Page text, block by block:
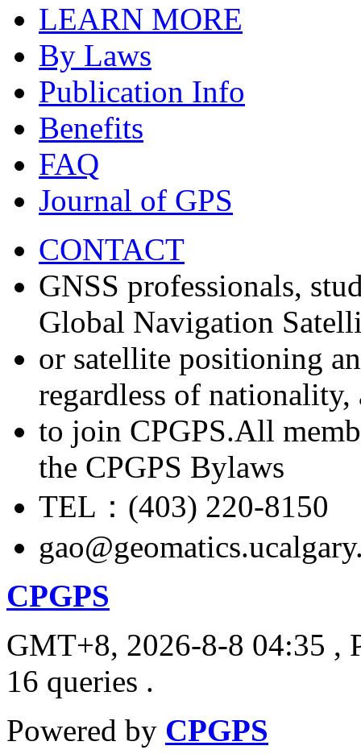
LEARN MORE
By Laws
Publication Info
Benefits
FAQ
Journal of GPS
CONTACT
GNSS professionals,
Global Navigation
or satellite positioning
regardless of nationality,
to join CPGPS.All
the CPGPS Bylaws
TEL：(403) 220-8150
CPGPS
GMT+8, 2026-8-8 04:35 ,
16 queries .
Powered by CPGPS